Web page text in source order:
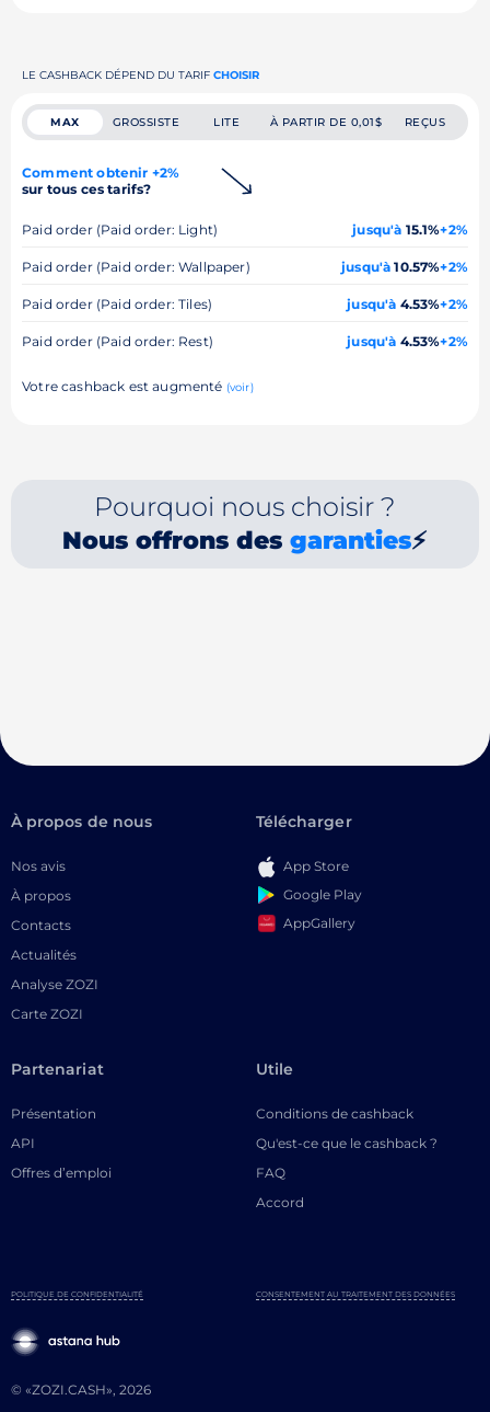
LE CASHBACK DÉPEND DU TARIF CHOISIR
MAX GROSSISTE LITE À PARTIR DE 0,01$ REÇUS
Comment obtenir +2%
sur tous ces tarifs?
Paid order (Paid order: Light) jusqu'à 15.1%+2%
Paid order (Paid order: Wallpaper) jusqu'à 10.57%+2%
Paid order (Paid order: Tiles) jusqu'à 4.53%+2%
Paid order (Paid order: Rest) jusqu'à 4.53%+2%
Votre cashback est augmenté (voir)
Pourquoi nous choisir ?
Nous offrons desgaranties⚡
À propos de nous
Nos avis
À propos
Contacts
Actualités
Analyse ZOZI
Carte ZOZI
Télécharger
App Store
Google Play
AppGallery
Partenariat
Présentation
API
Offres d’emploi
Utile
Conditions de cashback
Qu'est-ce que le cashback ?
FAQ
Accord
© «ZOZI.CASH», 2026
POLITIQUE DE CONFIDENTIALITÉ CONSENTEMENT AU TRAITEMENT DES DONNÉES